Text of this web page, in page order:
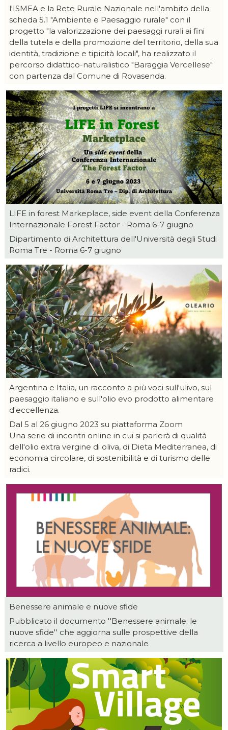
l'ISMEA e la Rete Rurale Nazionale nell'ambito della
scheda 5.1 "Ambiente e Paesaggio rurale" con il
progetto "la valorizzazione dei paesaggi rurali ai fini
della tutela e della promozione del territorio, della sua
identità, tradizione e tipicità locali", ha realizzato il
percorso didattico-naturalistico "Baraggia Vercellese"
con partenza dal Comune di Rovasenda.
LIFE in forest Markeplace, side event della Conferenza
Internazionale Forest Factor - Roma 6-7 giugno
Dipartimento di Architettura dell'Università degli Studi
Roma Tre - Roma 6-7 giugno
Argentina e Italia, un racconto a più voci sull'ulivo, sul
paesaggio italiano e sull'olio evo prodotto alimentare
d'eccellenza.
Dal 5 al 26 giugno 2023 su piattaforma Zoom
Una serie di incontri online in cui si parlerà di qualità
dell'olio extra vergine di oliva, di Dieta Mediterranea, di
economia circolare, di sostenibilità e di turismo delle
radici.
Benessere animale e nuove sfide
Pubblicato il documento ''Benessere animale: le
nuove sfide'' che aggiorna sulle prospettive della
ricerca a livello europeo e nazionale